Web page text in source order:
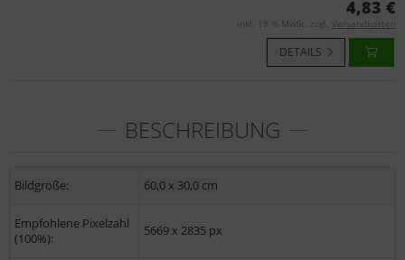
4,83 €
inkl. 19 % MwSt. zzgl. Versandkosten
DETAILS
BESCHREIBUNG
Bildgröße: 60,0 x 30,0 cm
Empfohlene Pixelzahl
(100%):
5669 x 2835 px